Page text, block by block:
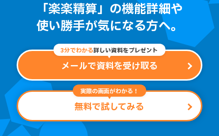
「楽楽精算」の機能詳細や
使い勝手が気になる方へ。
3分でわかる詳しい資料をプレゼント
メールで資料を受け取る
実際の画面がわかる！
無料で試してみる